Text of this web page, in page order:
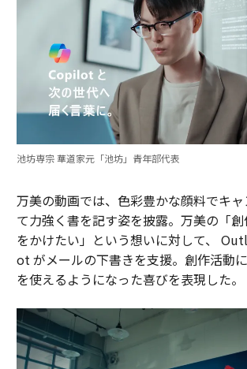
池坊専宗 華道家元「池坊」青年部代表
万美の動画では、色彩豊かな顔料でキ
て力強く書を記す姿を披露。万美の「
をかけたい」という想いに対して、
ot がメールの下書きを支援。創作活動
を使えるようになった喜びを表現した。